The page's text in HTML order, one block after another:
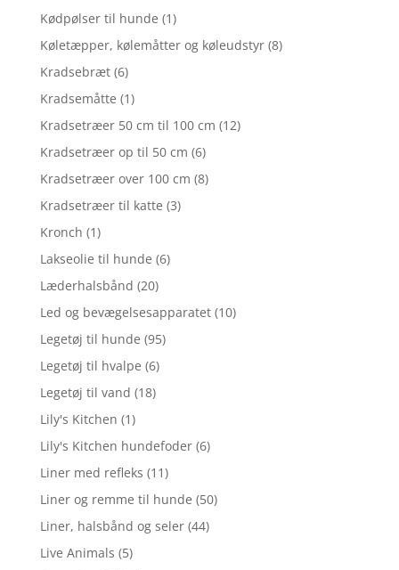
Kødpølser til hunde (1)
Køletæpper, kølemåtter og køleudstyr (8)
Kradsebræt (6)
Kradsemåtte (1)
Kradsetræer 50 cm til 100 cm (12)
Kradsetræer op til 50 cm (6)
Kradsetræer over 100 cm (8)
Kradsetræer til katte (3)
Kronch (1)
Lakseolie til hunde (6)
Læderhalsbånd (20)
Led og bevægelsesapparatet (10)
Legetøj til hunde (95)
Legetøj til hvalpe (6)
Legetøj til vand (18)
Lily's Kitchen (1)
Lily's Kitchen hundefoder (6)
Liner med refleks (11)
Liner og remme til hunde (50)
Liner, halsbånd og seler (44)
Live Animals (5)